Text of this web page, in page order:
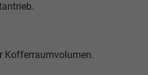
Kofferraumvolumen.